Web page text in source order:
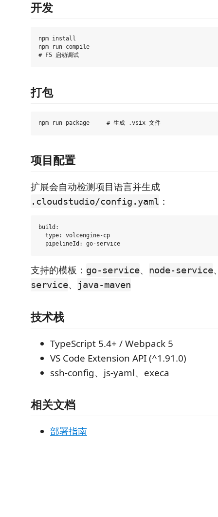
开发
npm install
npm run compile
打包
项目配置
扩展会自动检测项目语言并生成
.cloudstudio/config.yaml ：
build:
  type: volcengine-cp
支持的模板： go-service、 node-service
service、 java-maven
技术栈
TypeScript 5.4+ / Webpack 5
VS Code Extension API (^1.91.0)
ssh-config、js-yaml、execa
相关文档
部署指南